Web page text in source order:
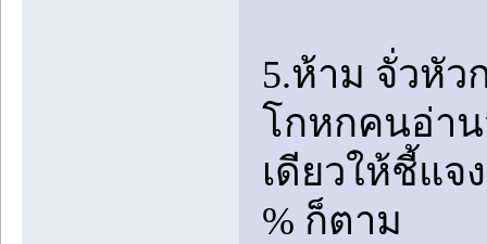
5.ห้าม จั่วหัว
โกหกคนอ่าน
เดียวให้ชี้แจ
% ก็ตาม